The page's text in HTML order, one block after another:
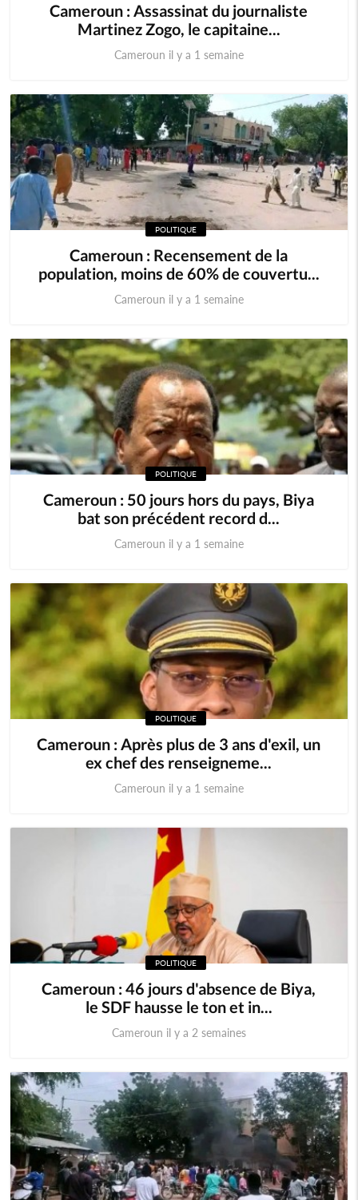
Cameroun : Assassinat du journaliste
Martinez Zogo, le capitaine...
Cameroun il y a 1 semaine
POLITIQUE
Cameroun : Recensement de la
population, moins de 60% de couvertu...
Cameroun il y a 1 semaine
POLITIQUE
Cameroun : 50 jours hors du pays, Biya
bat son précédent record d...
Cameroun il y a 1 semaine
POLITIQUE
Cameroun : Après plus de 3 ans d'exil, un
ex chef des renseigneme...
Cameroun il y a 1 semaine
POLITIQUE
Cameroun : 46 jours d'absence de Biya,
le SDF hausse le ton et in...
Cameroun il y a 2 semaines